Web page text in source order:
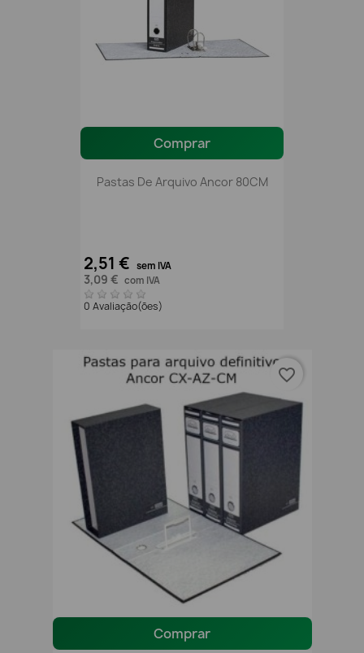
Comprar
Pastas De Arquivo Ancor 80CM
2,51 € sem IVA
3,09 € com IVA
0 Avaliação(ões)
Comprar
favorite_border